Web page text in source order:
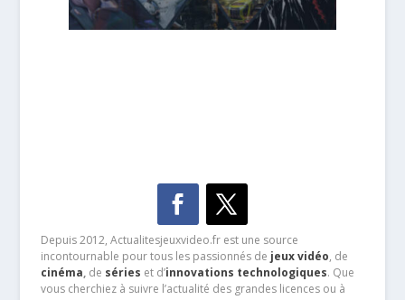
Depuis 2012, Actualitesjeuxvideo.fr est une source
incontournable pour tous les passionnés de jeux vidéo, de
cinéma,de séries et d’innovations technologiques. Que
vous cherchiez à suivre l’actualité des grandes licences ou à